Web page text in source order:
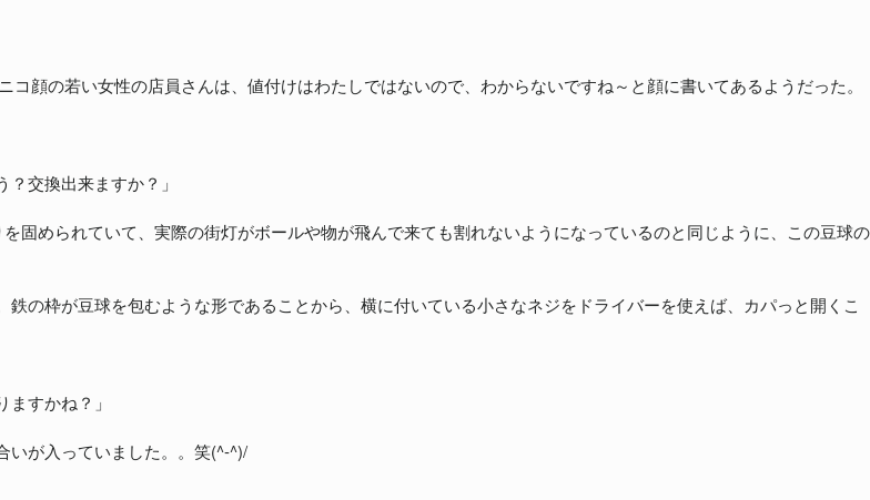
顔の若い女性の店員さんは、値付けはわたしではないので、わからないですね～と顔に書いてあるようだった。
交換出来ますか？」
固められていて、実際の街灯がボールや物が飛んで来ても割れないようになっているのと同じように、この豆球の
の枠が豆球を包むような形であることから、横に付いている小さなネジをドライバーを使えば、カパっと開くこ
すかね？」
いが入っていました。。笑(^-^)/